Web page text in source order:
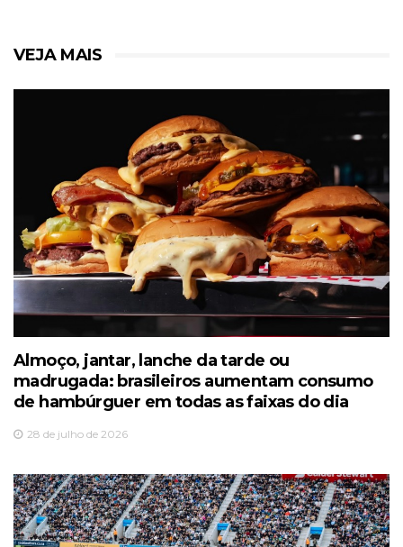
VEJA MAIS
Almoço, jantar, lanche da tarde ou
madrugada: brasileiros aumentam consumo
de hambúrguer em todas as faixas do dia
28 de julho de 2026